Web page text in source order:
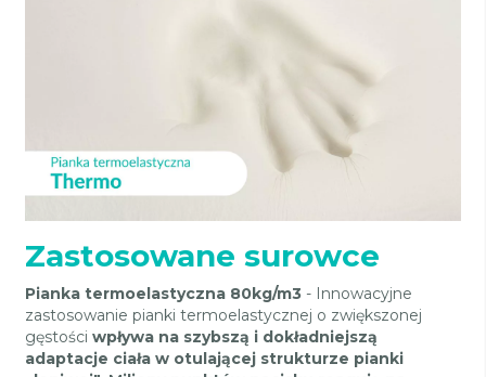
Zastosowane surowce
Pianka termoelastyczna 80kg/m3 - Innowacyjne
zastosowanie pianki termoelastycznej o zwiększonej
gęstości wpływa na szybszą i dokładniejszą
adaptacje ciała w otulającej strukturze pianki